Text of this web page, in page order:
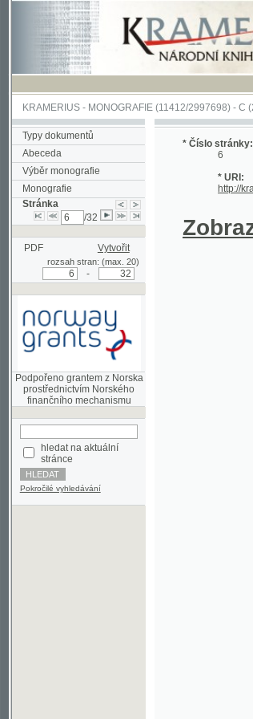
KRAMERIUS-MONOGRAFIE(11412/2997698) -C (237/
Typy dokumentů
Abeceda
Výběr monografie
Monografie
Stránka
/32
PDF Vytvořit
rozsah stran: (max. 20)
Podpořeno grantem z Norska
prostřednictvím Norského
hledat na aktuální
stránce
Pokročilé vyhledávání
* Číslo stránky:
6
* URI:
http://